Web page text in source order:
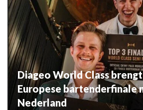
Diageo World Class
Europese bartenderfinale
Nederland